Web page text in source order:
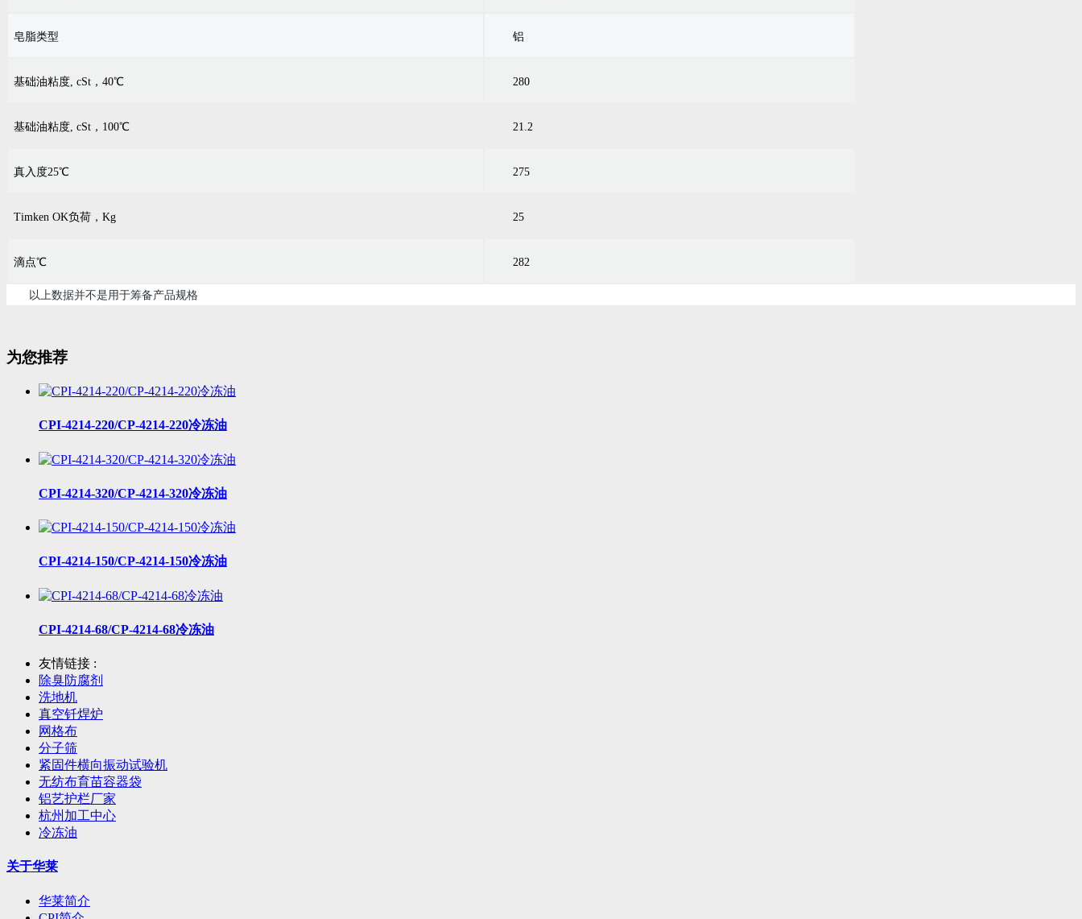
皂脂类型 铝
基础油粘度, cSt，40℃ 280
基础油粘度, cSt，100℃ 21.2
真入度25℃ 275
Timken OK负荷，Kg 25
滴点℃ 282
以上数据并不是用于筹备产品规格
为您推荐
CPI-4214-220/CP-4214-220冷冻油
CPI-4214-320/CP-4214-320冷冻油
CPI-4214-150/CP-4214-150冷冻油
CPI-4214-68/CP-4214-68冷冻油
友情链接 :
除臭防腐剂
洗地机
真空钎焊炉
网格布
分子筛
紧固件横向振动试验机
无纺布育苗容器袋
铝艺护栏厂家
杭州加工中心
冷冻油
关于华莱
华莱简介